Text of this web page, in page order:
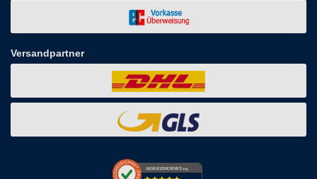
Versandpartner
AUSGEZEICHNET.org